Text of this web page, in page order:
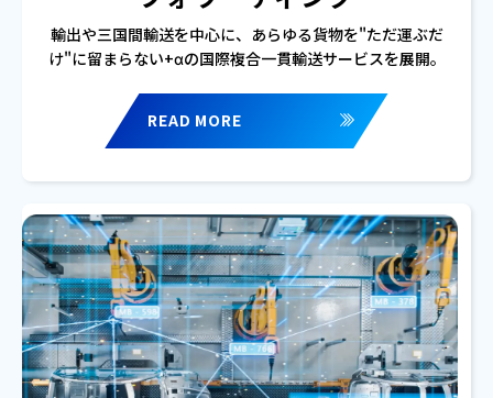
輸出や三国間輸送を中心に、あらゆる貨物を"ただ運ぶだ
け"に留まらない+αの国際複合一貫輸送サービスを展開。
READ MORE